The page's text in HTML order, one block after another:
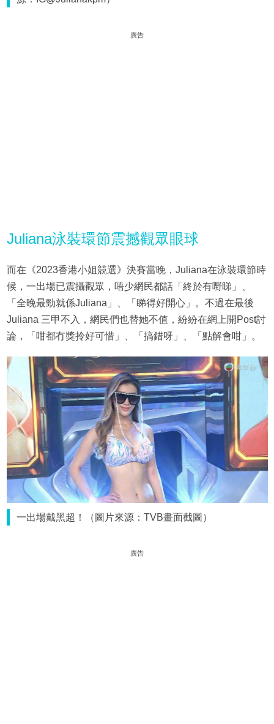
廣告
Juliana泳裝環節震撼觀眾眼球
而在《2023香港小姐競選》決賽當晚，Juliana在泳裝環節時
候，一出場已震攝觀眾，唔少網民都話「終於有嘢睇」、
「全晚最勁就係Juliana」、「睇得好開心」。不過在最後
Juliana 三甲不入，網民們也替她不值，紛紛在網上開Post討
論，「咁都冇獎拎好可惜」、「搞錯呀」、「點解會咁」。
一出場戴黑超！（圖片來源：TVB畫面截圖）
廣告